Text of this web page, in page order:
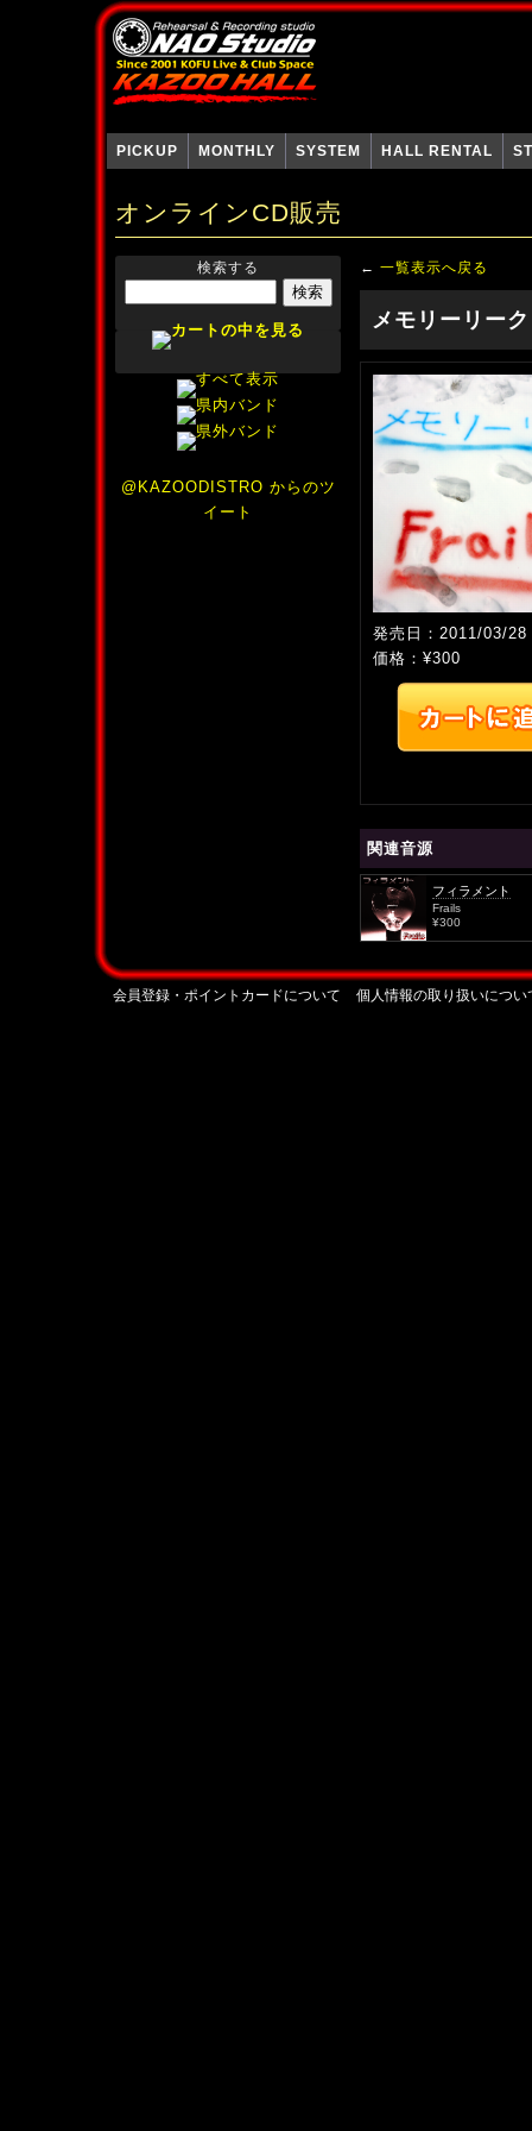
PICKUP MONTHLY SYSTEM HALL RENTAL
オンラインCD販売
検索する
@KAZOODISTRO からのツ
イート
← 一覧表示へ戻る
メモリーリーク
発売日：2011/03/28
価格：¥300
関連音源
フィラメント
Frails
¥300
会員登録・ポイントカードについて 個人情報の取り扱いについ